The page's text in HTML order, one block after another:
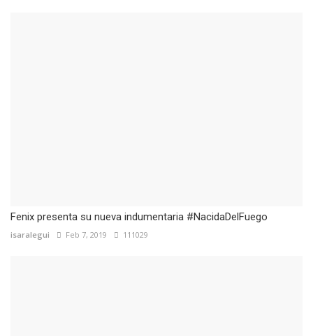
Fenix presenta su nueva indumentaria #NacidaDelFuego
isaralegui Feb 7, 2019 111029